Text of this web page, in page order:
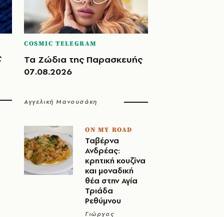
COSMIC TELEGRAM
Τα Ζώδια της Παρασκευής
07.08.2026
Αγγελική Μανουσάκη
ON MY ROAD
Ταβέρνα
Ανδρέας:
κρητική κουζίνα
και μοναδική
θέα στην Αγία
Τριάδα
Ρεθύμνου
Γιώργος